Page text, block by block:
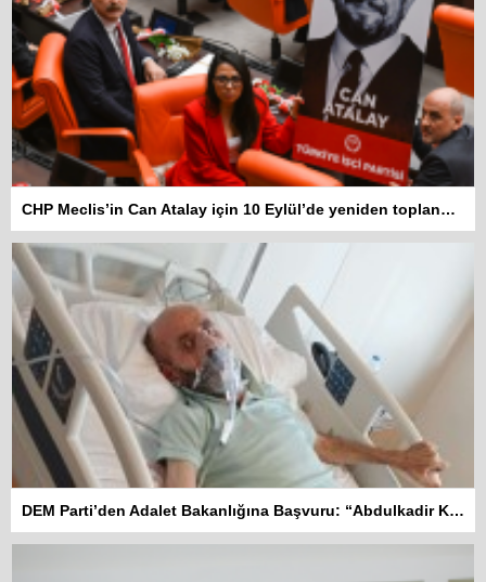
CHP Meclis’in Can Atalay için 10 Eylül’de yeniden toplanmasını istedi
DEM Parti’den Adalet Bakanlığına Başvuru: “Abdulkadir Kuday tahliye edilsin”